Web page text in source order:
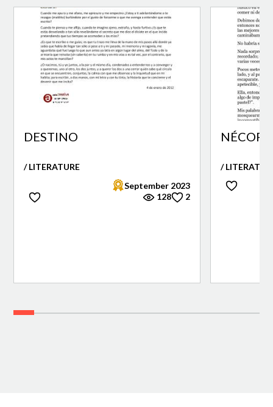
DESTINO
/ LITERATURE
September 2023
128
2
/